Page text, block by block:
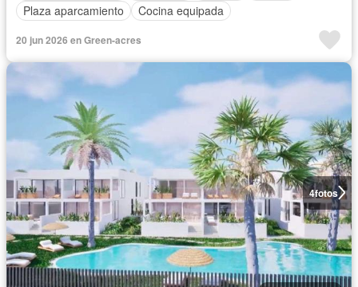
Plaza aparcamiento
Cocina equipada
20 jun 2026 en Green-acres
4fotos